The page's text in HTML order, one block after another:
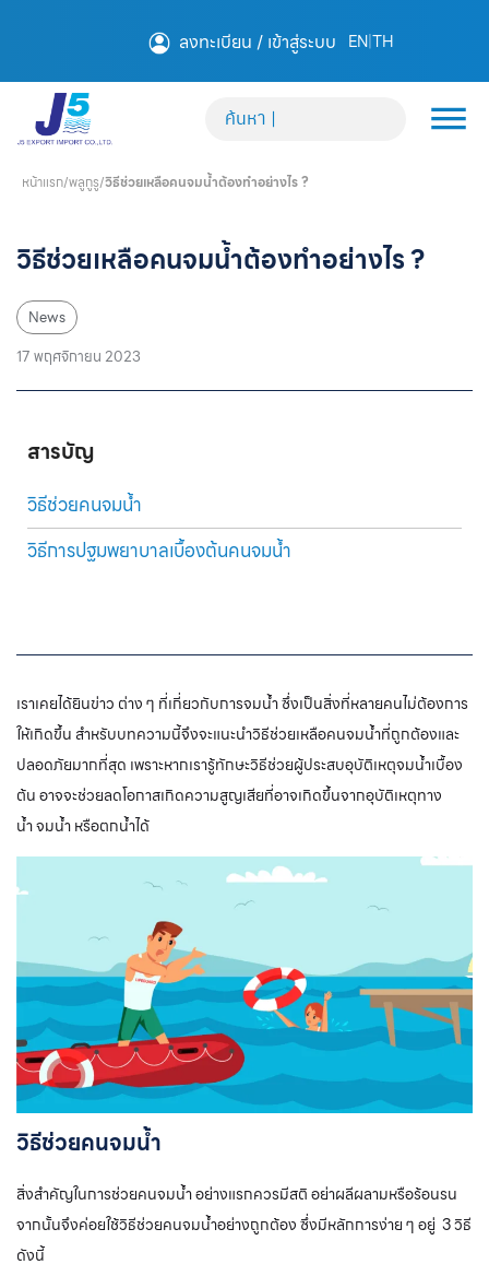
ลงทะเบียน / เข้าสู่ระบบ EN|TH
หน้าแรก/พลูกูรู/วิธีช่วยเหลือคนจมน้ำต้องทำอย่างไร ?
วิธีช่วยเหลือคนจมน้ำต้องทำอย่างไร ?
News
17 พฤศจิกายน 2023
สารบัญ
วิธีช่วยคนจมน้ำ
วิธีการปฐมพยาบาลเบื้องต้นคนจมน้ำ
เราเคยได้ยินข่าว ต่าง ๆ ที่เกี่ยวกับการจมน้ำ ซึ่งเป็นสิ่งที่หลายคนไม่ต้องการ
ให้เกิดขึ้น สำหรับบทความนี้จึงจะแนะนำวิธีช่วยเหลือคนจมน้ำที่ถูกต้องและ
ปลอดภัยมากที่สุด เพราะหากเรารู้ทักษะวิธีช่วยผู้ประสบอุบัติเหตุจมน้ำเบื้อง
ต้น อาจจะช่วยลดโอกาสเกิดความสูญเสียที่อาจเกิดขึ้นจากอุบัติเหตุทาง
น้ำ จมน้ำ หรือตกน้ำได้
วิธีช่วยคนจมน้ำ
สิ่งสำคัญในการช่วยคนจมน้ำ อย่างแรกควรมีสติ อย่าผลีผลามหรือร้อนรน
จากนั้นจึงค่อยใช้วิธีช่วยคนจมน้ำอย่างถูกต้อง ซึ่งมีหลักการง่าย ๆ อยู่ 3 วิธี
ดังนี้